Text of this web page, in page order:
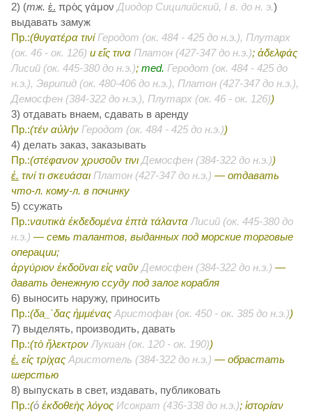
2) (тж. ἐ. πρὸς γάμον Диодор Сицилийский, I в. до н. э.)
выдавать замуж
Пр.:(θυγατέρα τινίГеродот (ок. 484 - 425 до н.э.), Плутарх
(ок. 46 - ок. 126) и εἴς τινα Платон (427-347 до н.э.); ἀδελφάς
Лисий (ок. 445-380 до н.э.); med. Геродот (ок. 484 - 425 до
н.э.), Эврипид (ок. 480-406 до н.э.), Платон (427-347 до н.э.),
Демосфен (384-322 до н.э.), Плутарх (ок. 46 - ок. 126))
3) отдавать внаем, сдавать в аренду
Пр.:(τέν αὐλήν Геродот (ок. 484 - 425 до н.э.))
4) делать заказ, заказывать
Пр.:(στέφανον χρυσοῦν τινι Демосфен (384-322 до н.э.))
ἐ. τινί τι σκευάσαι Платон (427-347 до н.э.) — отдавать
что-л. кому-л. в починку
5) ссужать
Пр.:ναυτικὰ ἐκδεδομένα ἑπτὰ τάλαντα Лисий (ок. 445-380 до
н.э.) — семь талантов, выданных под морские торговые
операции;
ἀργύριον ἐκδοῦναι εἰς ναῦν Демосфен (384-322 до н.э.) —
давать денежную ссуду под залог корабля
6) выносить наружу, приносить
Пр.:(δa_`δας ἡμμένας Аристофан (ок. 450 - ок. 385 до н.э.))
7) выделять, производить, давать
Пр.:(τὸ ἤλεκτρον Лукиан (ок. 120 - ок. 190))
ἐ. εἰς τρίχας Аристотель (384-322 до н.э.) — обрастать
шерстью
8) выпускать в свет, издавать, публиковать
Пр.:(ὁ ἐκδοθεὴς λόγος Исократ (436-338 до н.э.); ἱστορίαν